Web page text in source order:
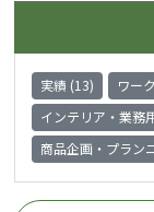
実績 (13)
ワー
インテリア・業務
商品企画・プラン